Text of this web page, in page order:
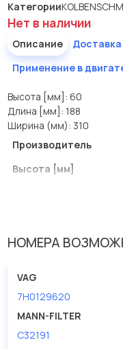
Категории
Нет в наличии
Описание Доставка
Применение в
Высота [мм]: 60
Длина [мм]: 188
Ширина (мм): 310
Производитель
Высота [мм]
НОМЕРА
VAG
7H0129620
MANN-FILTER
C32191